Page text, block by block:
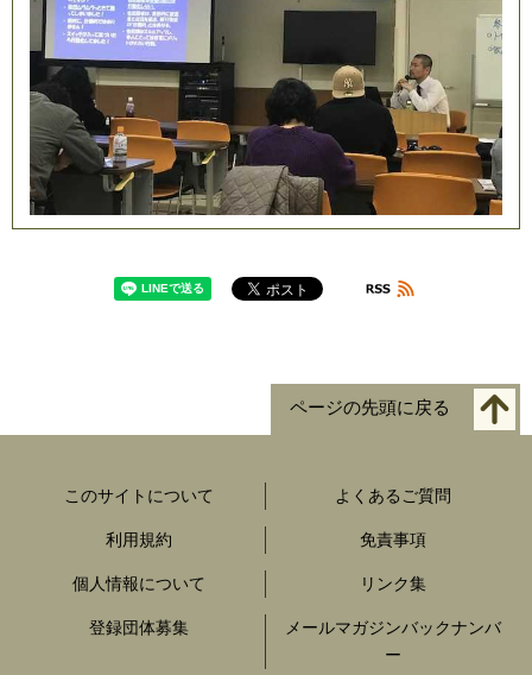
ページの先頭に戻る
このサイトについて よくあるご質問
利用規約 免責事項
個人情報について リンク集
登録団体募集
メールマガジンバックナンバ
ー